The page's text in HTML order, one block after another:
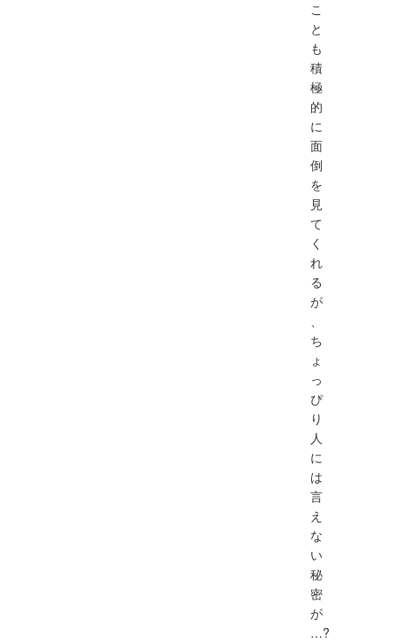
こ
と
も
積
極
的
に
面
倒
を
見
て
く
れ
る
が
、
ち
ょ
っ
ぴ
り
人
に
は
言
え
な
い
秘
密
が
…?